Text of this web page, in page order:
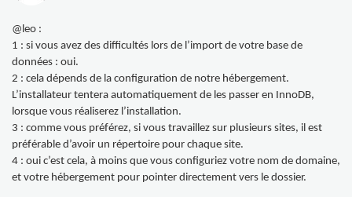
@leo :
1 : si vous avez des difficultés lors de l’import de votre base de
données : oui.
2 : cela dépends de la configuration de notre hébergement.
L’installateur tentera automatiquement de les passer en InnoDB,
lorsque vous réaliserez l’installation.
3 : comme vous préférez, si vous travaillez sur plusieurs sites, il est
préférable d’avoir un répertoire pour chaque site.
4 : oui c’est cela, à moins que vous configuriez votre nom de domaine,
et votre hébergement pour pointer directement vers le dossier.